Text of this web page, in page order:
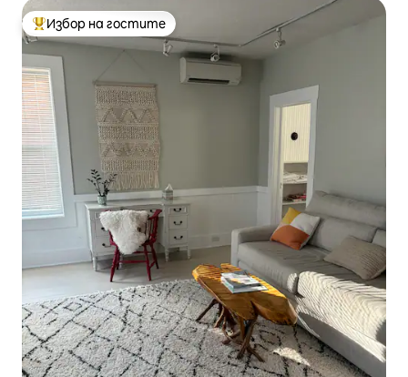
Най-популярен избор на гостите
Избор на гостите